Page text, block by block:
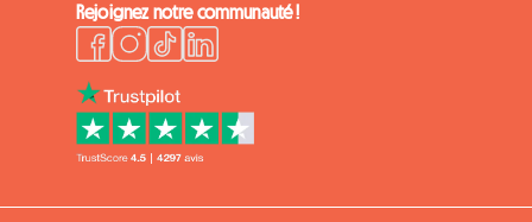
Rejoignez notre communauté !